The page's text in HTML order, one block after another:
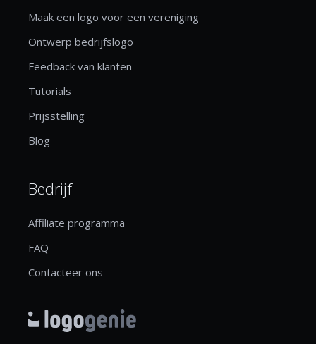
Maak een logo voor een vereniging
Ontwerp bedrijfslogo
Feedback van klanten
Tutorials
Prijsstelling
Blog
Bedrijf
Affiliate programma
FAQ
Contacteer ons